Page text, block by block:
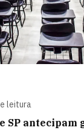
leitura
SP antecipam